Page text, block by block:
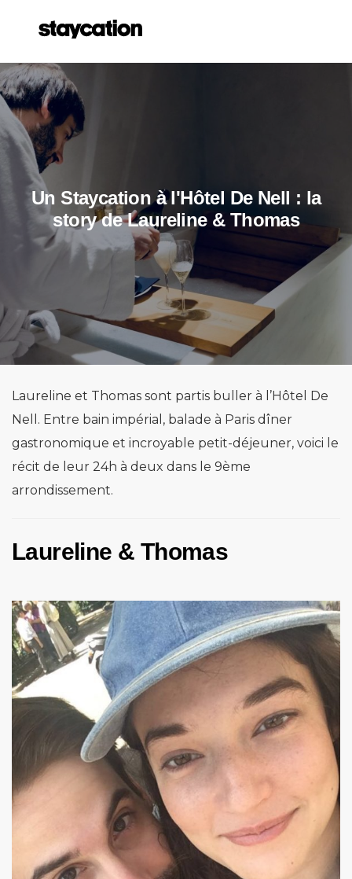
Un Staycation à l'Hôtel De Nell : la
story de Laureline & Thomas
Laureline et Thomas sont partis buller à l’Hôtel De
Nell. Entre bain impérial, balade à Paris dîner
gastronomique et incroyable petit-déjeuner, voici le
récit de leur 24h à deux dans le 9ème
arrondissement.
Laureline & Thomas